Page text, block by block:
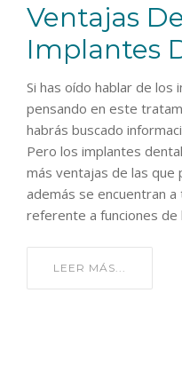
Ventajas
Implantes
Si has oído hablar de
pensando en este
habrás buscado
Pero los implantes
más ventajas de las que
además se encuentran
referente a funciones de
LEER MÁS...